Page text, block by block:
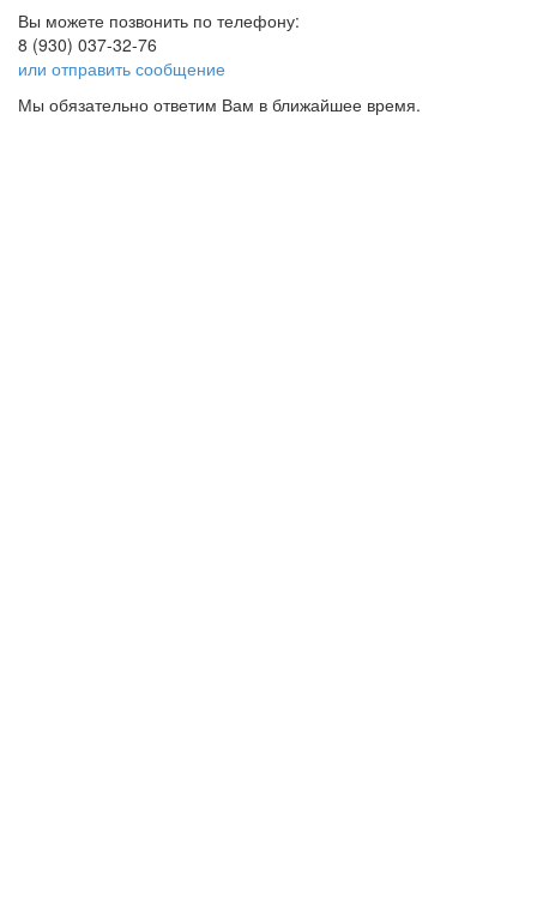
Вы можете позвонить по телефону:
8 (930) 037-32-76
или отправить сообщение
Мы обязательно ответим Вам в ближайшее время.